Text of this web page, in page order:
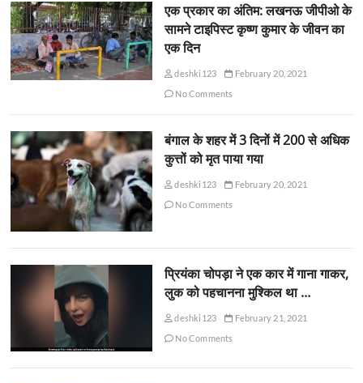
एक प्रकार का अंतिम: लखनऊ जीपीओ के
सामने टाइपिस्ट कृष्ण कुमार के जीवन का
एक दिन
deshki123
February 20, 2021
No Comments
बंगाल के शहर में 3 दिनों में 200 से अधिक
कुत्तों को मृत पाया गया
deshki123
February 20, 2021
No Comments
प्रियंका चोपड़ा ने एक कार में गाना गाकर,
लुक को पहचानना मुश्किल था …
deshki123
February 21, 2021
No Comments